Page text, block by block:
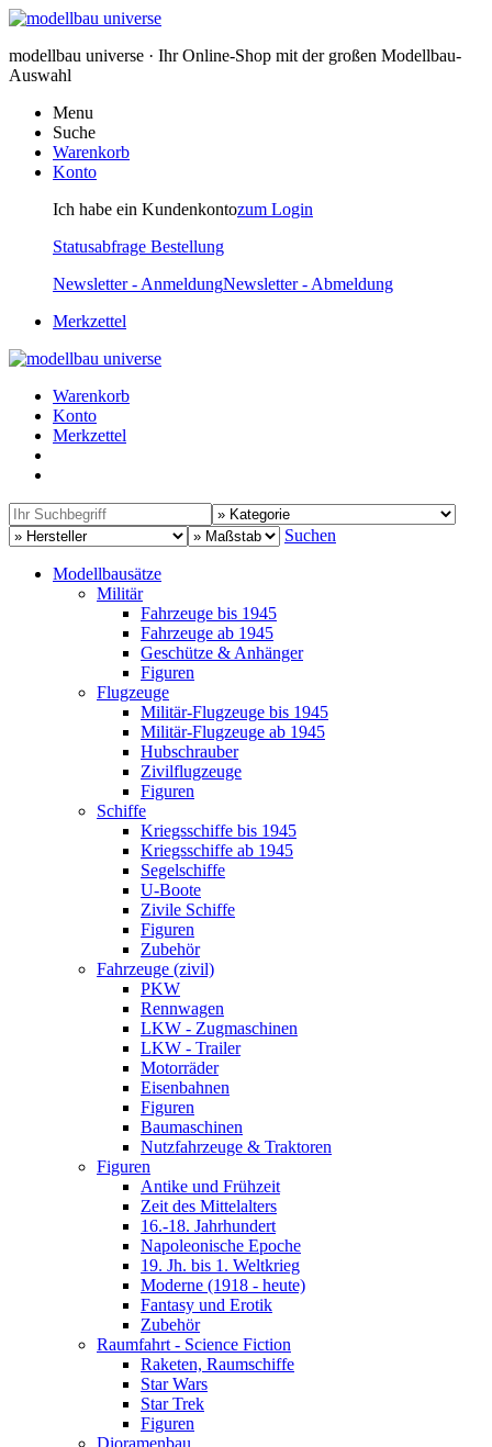
modellbau universe · Ihr Online-Shop mit der großen Modellbau-
Auswahl
Menu
Suche
Warenkorb
Konto
Ich habe ein Kundenkontozum Login
Statusabfrage Bestellung
Newsletter - AnmeldungNewsletter - Abmeldung
Merkzettel
Warenkorb
Konto
Merkzettel
Suchen
Modellbausätze
Militär
Fahrzeuge bis 1945
Fahrzeuge ab 1945
Geschütze & Anhänger
Figuren
Flugzeuge
Militär-Flugzeuge bis 1945
Militär-Flugzeuge ab 1945
Hubschrauber
Zivilflugzeuge
Figuren
Schiffe
Kriegsschiffe bis 1945
Kriegsschiffe ab 1945
Segelschiffe
U-Boote
Zivile Schiffe
Figuren
Zubehör
Fahrzeuge (zivil)
PKW
Rennwagen
LKW - Zugmaschinen
LKW - Trailer
Motorräder
Eisenbahnen
Figuren
Baumaschinen
Nutzfahrzeuge & Traktoren
Figuren
Antike und Frühzeit
Zeit des Mittelalters
16.-18. Jahrhundert
Napoleonische Epoche
19. Jh. bis 1. Weltkrieg
Moderne (1918 - heute)
Fantasy und Erotik
Zubehör
Raumfahrt - Science Fiction
Raketen, Raumschiffe
Star Wars
Star Trek
Figuren
Dioramenbau